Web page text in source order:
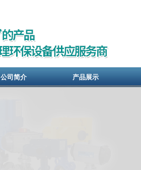
公司简介 产品展示